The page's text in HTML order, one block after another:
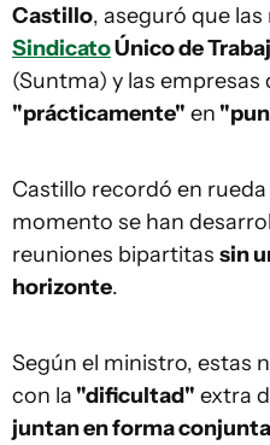
Castillo, aseguró que
SindicatoÚnico de
(Suntma) y las empresas
"prácticamente" en
Castillo recordó en
momento se han
reuniones bipartitas sin
horizonte.
Según el ministro, estas
con la "dificultad" extra
juntan en forma